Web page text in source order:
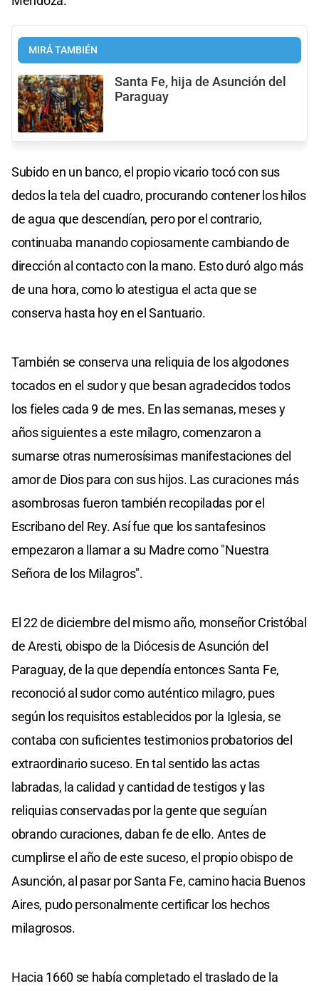
MIRÁ TAMBIÉN
Santa Fe, hija de Asunción del
Paraguay
Subido en un banco, el propio vicario tocó con sus
dedos la tela del cuadro, procurando contener los hilos
de agua que descendían, pero por el contrario,
continuaba manando copiosamente cambiando de
dirección al contacto con la mano. Esto duró algo más
de una hora, como lo atestigua el acta que se
conserva hasta hoy en el Santuario.
También se conserva una reliquia de los algodones
tocados en el sudor y que besan agradecidos todos
los fieles cada 9 de mes. En las semanas, meses y
años siguientes a este milagro, comenzaron a
sumarse otras numerosísimas manifestaciones del
amor de Dios para con sus hijos. Las curaciones más
asombrosas fueron también recopiladas por el
Escribano del Rey. Así fue que los santafesinos
empezaron a llamar a su Madre como "Nuestra
Señora de los Milagros".
El 22 de diciembre del mismo año, monseñor Cristóbal
de Aresti, obispo de la Diócesis de Asunción del
Paraguay, de la que dependía entonces Santa Fe,
reconoció al sudor como auténtico milagro, pues
según los requisitos establecidos por la Iglesia, se
contaba con suficientes testimonios probatorios del
extraordinario suceso. En tal sentido las actas
labradas, la calidad y cantidad de testigos y las
reliquias conservadas por la gente que seguían
obrando curaciones, daban fe de ello. Antes de
cumplirse el año de este suceso, el propio obispo de
Asunción, al pasar por Santa Fe, camino hacia Buenos
Aires, pudo personalmente certificar los hechos
milagrosos.
Hacia 1660 se había completado el traslado de la